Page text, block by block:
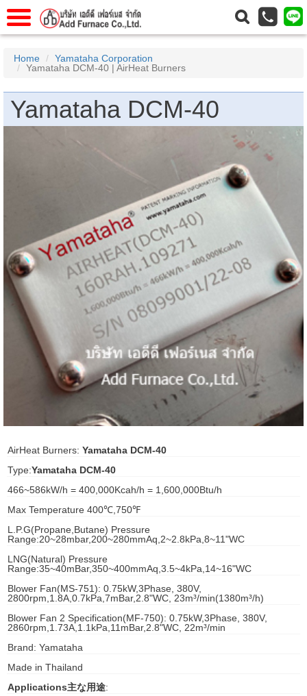
บเราAbout Us
anello
schroder
Fiorentini
Home
Yamataha Corporation
Yamataha DCM-40 | AirHeat Burners
Yamataha DCM-40
AirHeat Burners: Yamataha DCM-40
Type:Yamataha DCM-40
466~586kW/h = 400,000Kcah/h = 1,600,000Btu/h
Max Temperature 400℃,750℉
L.P.G(Propane,Butane) Pressure
Range:20~28mbar,200~280mmAq,2~2.8kPa,8~11"WC
LNG(Natural) Pressure
Range:35~40mBar,350~400mmAq,3.5~4kPa,14~16"WC
Blower Fan(MS-751): 0.75kW,3Phase, 380V,
2800rpm,1.8A,0.7kPa,7mBar,2.8"WC, 23m³/min(1380m³/h)
Blower Fan 2 Specification(MF-750): 0.75kW,3Phase, 380V,
2860rpm,1.73A,1.1kPa,11mBar,2.8"WC, 22m³/min
Brand: Yamataha
Made in Thailand
Applications主な用途: